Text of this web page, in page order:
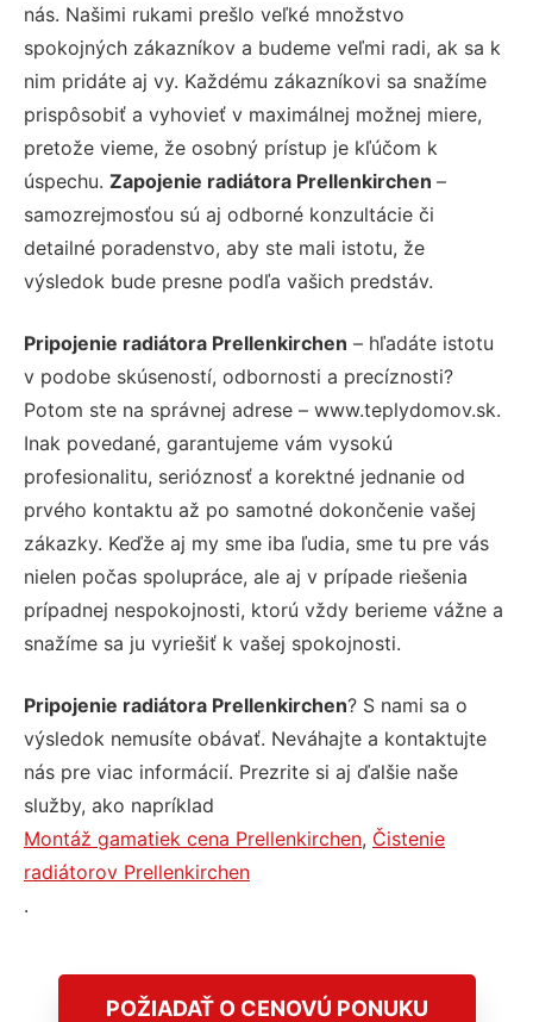
nás. Našimi rukami prešlo veľké množstvo
spokojných zákazníkov a budeme veľmi radi, ak sa k
nim pridáte aj vy. Každému zákazníkovi sa snažíme
prispôsobiť a vyhovieť v maximálnej možnej miere,
pretože vieme, že osobný prístup je kľúčom k
úspechu. Zapojenie radiátora Prellenkirchen –
samozrejmosťou sú aj odborné konzultácie či
detailné poradenstvo, aby ste mali istotu, že
výsledok bude presne podľa vašich predstáv.
Pripojenie radiátora Prellenkirchen – hľadáte istotu
v podobe skúseností, odbornosti a precíznosti?
Potom ste na správnej adrese – www.teplydomov.sk.
Inak povedané, garantujeme vám vysokú
profesionalitu, serióznosť a korektné jednanie od
prvého kontaktu až po samotné dokončenie vašej
zákazky. Keďže aj my sme iba ľudia, sme tu pre vás
nielen počas spolupráce, ale aj v prípade riešenia
prípadnej nespokojnosti, ktorú vždy berieme vážne a
snažíme sa ju vyriešiť k vašej spokojnosti.
Pripojenie radiátora Prellenkirchen? S nami sa o
výsledok nemusíte obávať. Neváhajte a kontaktujte
nás pre viac informácií. Prezrite si aj ďalšie naše
služby, ako napríklad
Montáž gamatiek cena Prellenkirchen, Čistenie
radiátorov Prellenkirchen
.
POŽIADAŤ O CENOVÚ PONUKU